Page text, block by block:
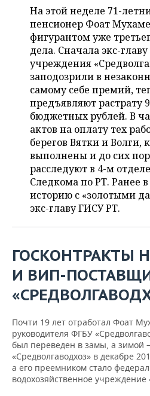
ВУЗЫ ТАТАРСТАНА
КОМУ ПРИНАДЛЕЖАТ
ТОРГОВЫЕ ЦЕНТРЫ
ТАТАРСТАНА
БАНКИ
БЮДЖЕТ
ИНВЕСТИЦИИ
АГРОПРОМ
МАШИНОСТРОЕНИЕ
НЕФТЕХИМИЯ
НЕФТЬ
ОПК
ЭНЕРГЕТИКА
НОВОСТИ НЕДВИЖИМОСТИ
АВТО
НОВОСТИ АВТО
БИЗНЕС
НОВОСТИ БИЗНЕСА
РОЗНИЧНАЯ ТОРГОВЛЯ
ТРАНСПОРТ
УСЛУГИ
ТЕХНОЛОГИИ
НОВОСТИ ТЕХНОЛОГИЙ
МЕДИА
ТЕЛЕКОММУНИКАЦИИ
МЕРОПРИЯТИЯ
НОВОСТИ МЕРОПРИЯТИЙ
ВЫЕЗДНАЯ РЕДАКЦИЯ
БИЗНЕС-БРАНЧИ
ONLINE-КОНФЕРЕНЦИИ
ОТКРЫТАЯ ЛЕКЦИЯ
СПОРТ
НОВОСТИ СПОРТА
ФУТБОЛ
ХОККЕЙ
БАСКЕТБОЛ
ВОЛЕЙБОЛ
КИБЕРСПОРТ
ВОДНЫЕ ВИДЫ СПОРТА
ХОККЕЙ С МЯЧОМ
ОБЩЕСТВО
НОВОСТИ ОБЩЕСТВА
ВЛАСТЬ
ИНФРАСТРУКТУРА
ИСТОРИЯ
КУЛЬТУРА
ОБРАЗОВАНИЕ
ПРОИСШЕСТВИЯ
ФОТОГАЛЕРЕЯ
СЮЖЕТЫ
СПРАВОЧНИК
СПИСОК ПЕРСОН
СПИСОК КОМПАНИЙ
ПОЛНАЯ ВЕРСИЯ
На этой неделе 71-
пенсионер Фоат
фигурантом уже
дела. Сначала экс-
учреждения
заподозрили в
самому себе премий,
предъявляют растрату
бюджетных рублей. В
актов на оплату тех
берегов Вятки и Волги,
выполнены и до сих
расследуют в 4-м
Следкома по РТ. Ранее
историю с «золотыми
экс-главу ГИСУ РТ.
ГОСКОНТРАКТЫ
И ВИП-
Почти 19 лет отработал Фоат
руководителя ФГБУ
был переведен в замы, а зимой
«Средволгаводхоз» в декабре
а его преемником стало
водохозяйственное учреждение